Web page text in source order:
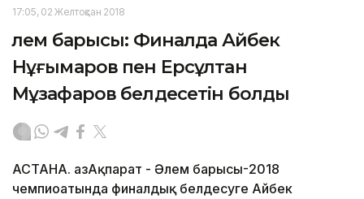
17:05, 02 Желтоқсан 2018
Әлем барысы: Финалда Айбек
Нұғымаров пен Ерсұлтан
Мұзафаров белдесетін болды
АСТАНА. ҚазАқпарат - Әлем барысы-2018
чемпиоатында финалдық белдесуге Айбек